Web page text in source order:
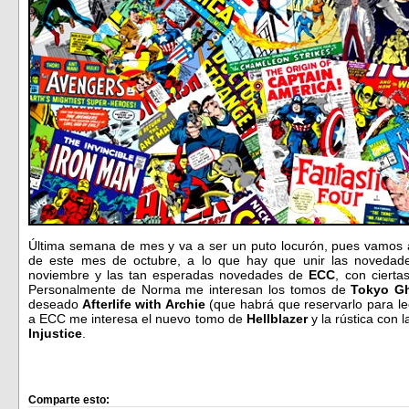
Última semana de mes y va a ser un puto locurón, pues
de este mes de octubre, a lo que hay que unir las
noviembre y las tan esperadas novedades de ECC , con
Personalmente de Norma me interesan los tomos deTokyo
deseado Afterlife with Archie(que habrá que reservarlo para
a ECC me interesa el nuevo tomo de Hellblazery la rústica con
Injustice
Comparte esto: